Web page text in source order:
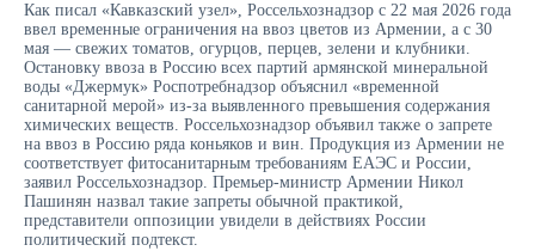
Как писал «Кавказский узел», Россельхознадзор с 22 мая 2026 года
ввел временные ограничения на ввоз цветов из Армении, а с 30
мая — свежих томатов, огурцов, перцев, зелени и клубники.
Остановку ввоза в Россию всех партий армянской минеральной
воды «Джермук» Роспотребнадзор объяснил «временной
санитарной мерой» из-за выявленного превышения содержания
химических веществ. Россельхознадзор объявил также о запрете
на ввоз в Россию ряда коньяков и вин. Продукция из Армении не
соответствует фитосанитарным требованиям ЕАЭС и России,
заявил Россельхознадзор. Премьер-министр Армении Никол
Пашинян назвал такие запреты обычной практикой,
представители оппозиции увидели в действиях России
политический подтекст.